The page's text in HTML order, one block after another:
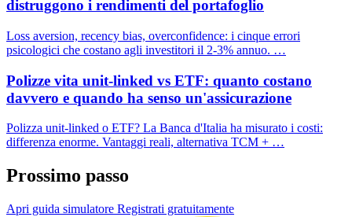
distruggono i rendimenti del portafoglio
Loss aversion, recency bias, overconfidence: i cinque errori
psicologici che costano agli investitori il 2-3% annuo. …
Polizze vita unit-linked vs ETF: quanto costano
davvero e quando ha senso un'assicurazione
Polizza unit-linked o ETF? La Banca d'Italia ha misurato i costi:
differenza enorme. Vantaggi reali, alternativa TCM + …
Prossimo passo
Apri guida simulatore Registrati gratuitamente